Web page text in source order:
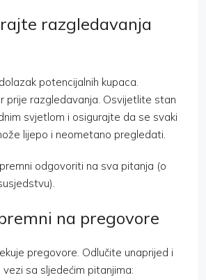
razgledavanja
potencijalnih kupaca.
prije razgledavanja. Osvijetlite stan
svjetlom i osigurajte da se svaki
lijepo i neometano pregledati.
odgovoriti na sva pitanja (o
na pregovore
pregovore. Odlučite unaprijed i
sa sljedećim pitanjima: